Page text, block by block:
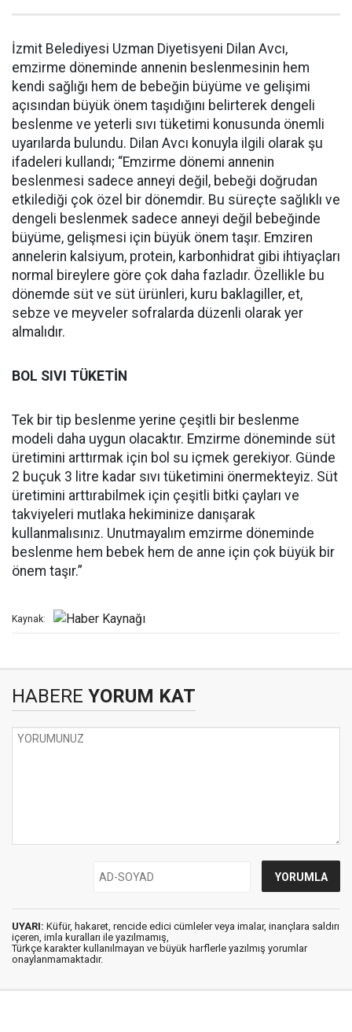
İzmit Belediyesi Uzman Diyetisyeni Dilan Avcı,
emzirme döneminde annenin beslenmesinin hem
kendi sağlığı hem de bebeğin büyüme ve gelişimi
açısından büyük önem taşıdığını belirterek dengeli
beslenme ve yeterli sıvı tüketimi konusunda önemli
uyarılarda bulundu. Dilan Avcı konuyla ilgili olarak şu
ifadeleri kullandı; “Emzirme dönemi annenin
beslenmesi sadece anneyi değil, bebeği doğrudan
etkilediği çok özel bir dönemdir. Bu süreçte sağlıklı ve
dengeli beslenmek sadece anneyi değil bebeğinde
büyüme, gelişmesi için büyük önem taşır. Emziren
annelerin kalsiyum, protein, karbonhidrat gibi ihtiyaçları
normal bireylere göre çok daha fazladır. Özellikle bu
dönemde süt ve süt ürünleri, kuru baklagiller, et,
sebze ve meyveler sofralarda düzenli olarak yer
almalıdır.
BOL SIVI TÜKETİN
Tek bir tip beslenme yerine çeşitli bir beslenme
modeli daha uygun olacaktır. Emzirme döneminde süt
üretimini arttırmak için bol su içmek gerekiyor. Günde
2 buçuk 3 litre kadar sıvı tüketimini önermekteyiz. Süt
üretimini arttırabilmek için çeşitli bitki çayları ve
takviyeleri mutlaka hekiminize danışarak
kullanmalısınız. Unutmayalım emzirme döneminde
beslenme hem bebek hem de anne için çok büyük bir
önem taşır.”
Kaynak:
HABERE YORUM KAT
UYARI: Küfür, hakaret, rencide edici cümleler veya imalar, inançlara saldırı
içeren, imla kuralları ile yazılmamış,
Türkçe karakter kullanılmayan ve büyük harflerle yazılmış yorumlar
onaylanmamaktadır.